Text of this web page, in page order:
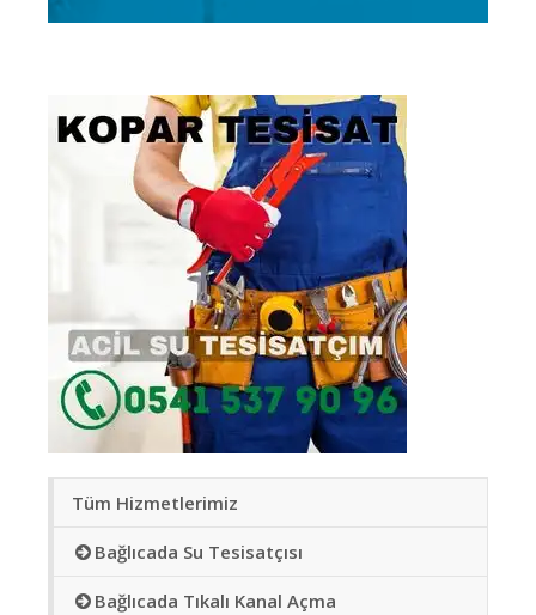
Tüm Hizmetlerimiz
Bağlıcada Su Tesisatçısı
Bağlıcada Tıkalı Kanal Açma